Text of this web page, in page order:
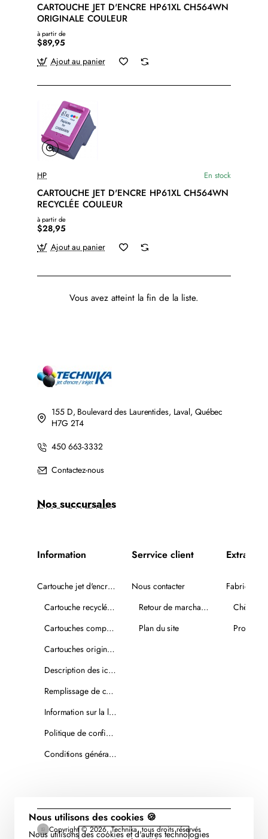
Nous utilisons des cookies 🍪
Nous utilisons des cookies et d'autres technologies
CARTOUCHE JET D'ENCRE HP61XL CH564WN
ORIGINALE COULEUR
à partir de
$89,95
Ajout au panier
HP En stock
CARTOUCHE JET D'ENCRE HP61XL CH564WN
RECYCLÉE COULEUR
à partir de
$28,95
Ajout au panier
Vous avez atteint la fin de la liste.
155 D, Boulevard des Laurentides, Laval, Québec
H7G 2T4
450 663-3332
Contactez-nous
Nos succursales
Information
Cartouche jet d'encre recyclée
Cartouche recyclée PLUS
Cartouches compatibles
Cartouches originales
Description des icônes
Remplissage de cartouches
Information sur la livraison
Politique de confidentialité
Conditions générales de vente
Serrvice client
Nous contacter
Retour de marchandise
Plan du site
Extra
Fabricants
Copyright © 2026, Technika, tous droits réservés